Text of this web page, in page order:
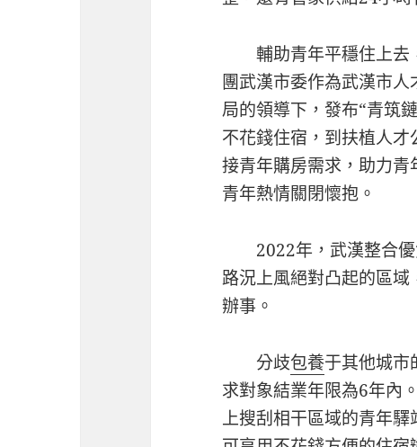
輔助青年平穩住上去
團武漢市委作為武漢市
局的領導下，發布“青筑
不花錢住宿，到扶植人
接青年購房需求，助力青
青年熱情關閉懷抱。
2022年，武漢整合
路況上風絕對凸起的區
辦事。
分歧包養于其他城市
求對象結業年限為6年內
上搜刮相干區域的青年